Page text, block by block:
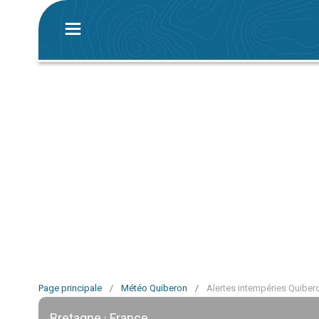
Page principale / Météo Quiberon / Alertes intempéries